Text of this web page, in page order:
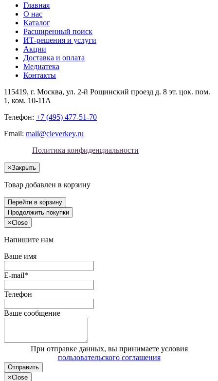
Главная
О нас
Каталог
Расширенный поиск
ИТ-решения и услуги
Акции
Доставка и оплата
Медиатека
Контакты
115419, г. Москва, ул. 2-й Рощинский проезд д. 8 эт. цок. пом.
1, ком. 10-11А
Телефон: +7 (495) 477-51-70
Email: mail@cleverkey.ru
Политика конфиденциальности
×Закрыть
Товар добавлен в корзину
Перейти в корзину
Продолжить покупки
×Close
Напишите нам
Ваше имя
E-mail*
Телефон
Ваше сообщение
При отправке данных, вы принимаете условия
пользовательского соглашения
Отправить
×Close